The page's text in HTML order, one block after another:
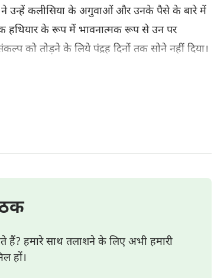
ने उन्‍हें कलीसिया के अगुवाओं और उनके पैसे के बारे में
हथियार के रूप में भावनात्‍मक रूप से उन पर
को तोड़ने के लिये पंद्रह दिनों तक सोने नहीं दिया।
में, वे शैतान की मांद के बीच से चमत्‍कारिक रूप से
उन्‍होंने परमेश्‍वर की देख-भाल और प्रेम को हर संभव
को सार्थक करने के लिए अपना पूरा जीवन परमेश्‍वर
हैं? हमारे साथ तलाशने के लिए अभी हमारी
हों।